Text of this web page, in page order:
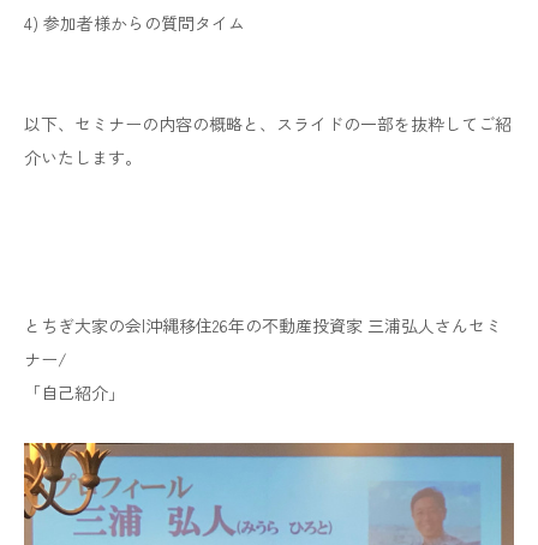
4) 参加者様からの質問タイム
以下、セミナーの内容の概略と、スライドの一部を抜粋してご紹
介いたします。
とちぎ大家の会|沖縄移住26年の不動産投資家 三浦弘人さんセミ
ナー/
「自己紹介」